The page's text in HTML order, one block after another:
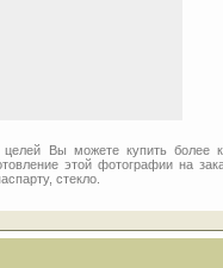
Вы можете купить более
этой фотографии на
стекло.